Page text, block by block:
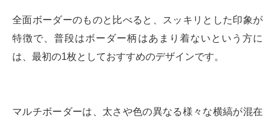
全面ボーダーのものと比べると、スッキリとした印象が
特徴で、普段はボーダー柄はあまり着ないという方に
は、最初の1枚としておすすめのデザインです。
マルチボーダーは、太さや色の異なる様々な横縞が混在